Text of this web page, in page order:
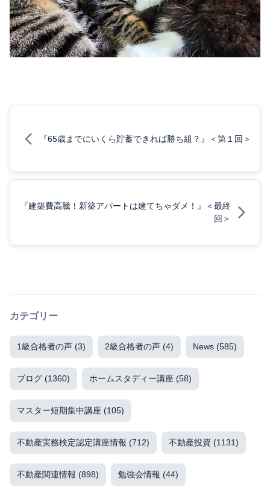
『65歳までにいくら貯蓄できれば勝ち組？』＜第１回＞
『建築費高騰！新築アパートは建てちゃダメ！』＜最終
回＞
カテゴリー
1級合格者の声 (3) 2級合格者の声 (4) News (585)
ブログ (1360) ホームスタディー講座 (58)
マスター短期集中講座 (105)
不動産実務検定認定講座情報 (712) 不動産投資 (1131)
不動産関連情報 (898) 勉強会情報 (44)